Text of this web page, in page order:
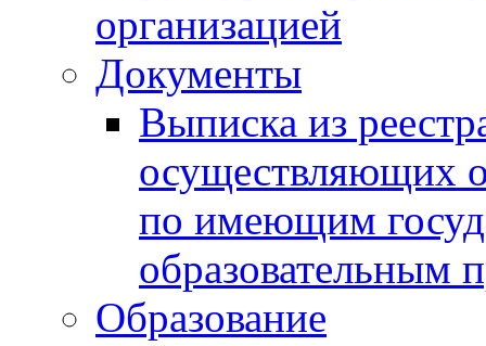
организацией
Документы
Выписка из
осуществляющих
по имеющим
образовательным
Образование